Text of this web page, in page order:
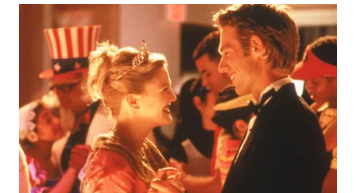
WN
DANAU
TOBA
WN
NIAS
WN
LANGKAT